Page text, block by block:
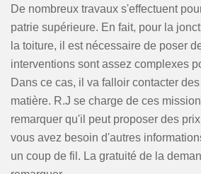
De nombreux travaux s'effectuent
patrie supérieure. En fait, pour la
la toiture, il est nécessaire de poser
interventions sont assez complexes
Dans ce cas, il va falloir contacter
matière. R.J se charge de ces
remarquer qu'il peut proposer des
vous avez besoin d'autres
un coup de fil. La gratuité de la